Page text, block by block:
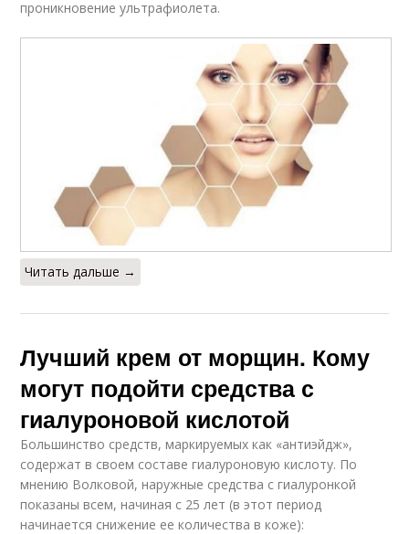
проникновение ультрафиолета.
Читать дальше →
Лучший крем от морщин. Кому
могут подойти средства с
гиалуроновой кислотой
Большинство средств, маркируемых как «антиэйдж»,
содержат в своем составе гиалуроновую кислоту. По
мнению Волковой, наружные средства с гиалуронкой
показаны всем, начиная с 25 лет (в этот период
начинается снижение ее количества в коже):